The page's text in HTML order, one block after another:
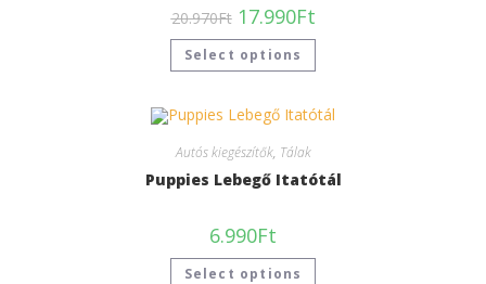
20.970Ft 17.990Ft
Select options
Autós kiegészítők, Tálak
Puppies Lebegő Itatótál
6.990Ft
Select options